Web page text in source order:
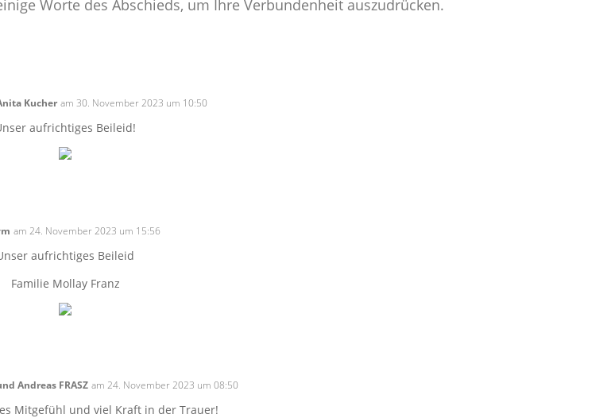
Worte des Abschieds, um Ihre Verbundenheit auszudrücken.
Kucher am 30. November 2023 um 10:50
aufrichtiges Beileid!
am 24. November 2023 um 15:56
aufrichtiges Beileid
Familie Mollay Franz
Andreas FRASZ am 24. November 2023 um 08:50
Mitgefühl und viel Kraft in der Trauer!